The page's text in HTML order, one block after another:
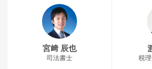
宮﨑 辰也
司法書士 税